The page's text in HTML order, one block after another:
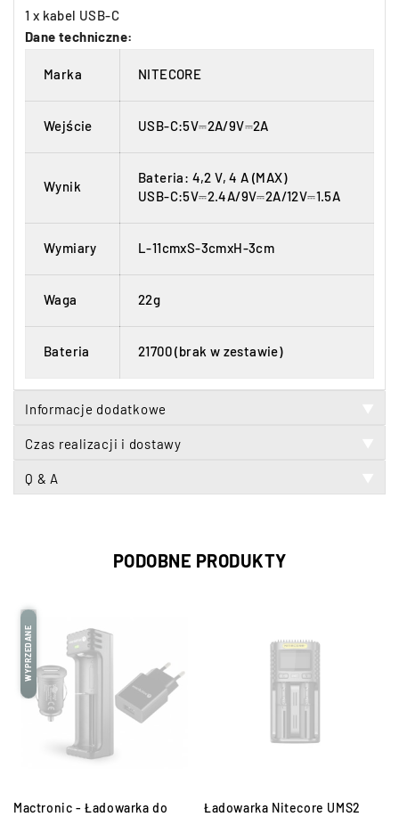
1 x kabel USB-C
Dane techniczne:
Marka NITECORE
Wejście USB-C:5V⎓2A/9V⎓2A
Wynik
Bateria: 4,2 V, 4 A (MAX)
USB-C:5V⎓2.4A/9V⎓2A/12V⎓1.5A
Wymiary L-11cmxS-3cmxH-3cm
Waga 22g
Bateria 21700 (brak w zestawie)
Informacje dodatkowe
Czas realizacji i dostawy
Q & A
PODOBNE PRODUKTY
WYPRZEDANE
Mactronic - Ładowarka do
Ładowarka Nitecore UMS2